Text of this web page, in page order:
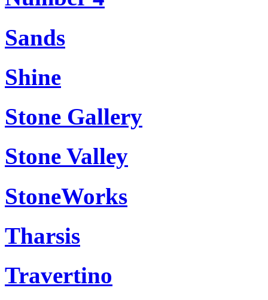
Sands
Shine
Stone Gallery
Stone Valley
StoneWorks
Tharsis
Travertino